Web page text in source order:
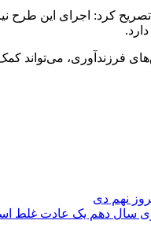
تصریح کرد: اجرای این
فرزندآوری، می‌تواند
نهم دی
سال دهم یک عادت غلط